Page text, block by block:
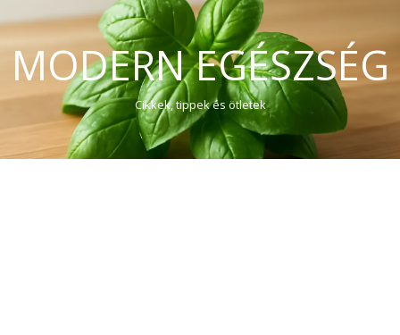
MODERN EGÉSZSÉG
Cikkek, tippek és ötletek